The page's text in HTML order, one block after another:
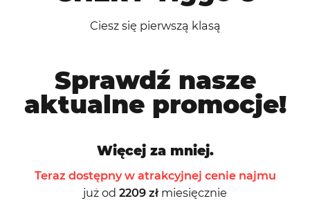
Ciesz się pierwszą klasą
Sprawdź nasze
aktualne promocje!
Więcej za mniej.
Teraz dostępny w atrakcyjnej cenie najmu
już od 2209 zł miesięcznie